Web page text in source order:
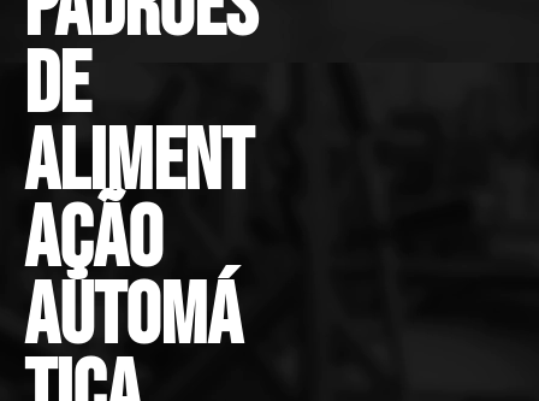
de
aliment
ação
automá